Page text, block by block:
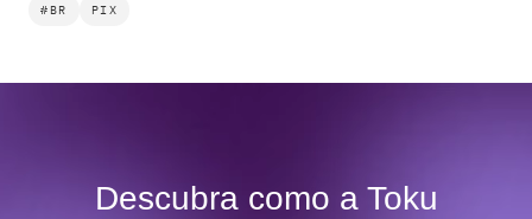
#BR PIX
Descubra como a Toku